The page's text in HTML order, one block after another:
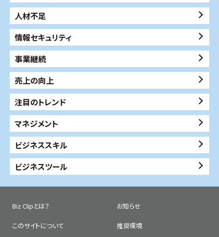
人材不足
情報セキュリティ
事業継続
売上の向上
注目のトレンド
マネジメント
ビジネススキル
ビジネスツール
Biz Clipとは？ お知らせ
このサイトについて 推奨環境